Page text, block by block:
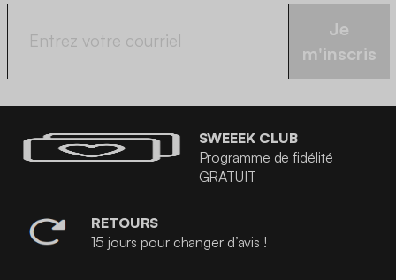
Je
m'inscris
SWEEEK CLUB
Programme de fidélité
GRATUIT
RETOURS
15 jours pour changer d’avis !